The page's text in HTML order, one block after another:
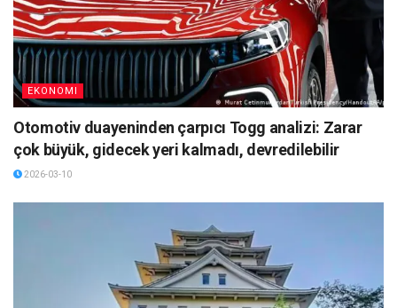
EKONOMI
Otomotiv duayeninden çarpıcı Togg analizi: Zarar
çok büyük, gidecek yeri kalmadı, devredilebilir
2026-03-10